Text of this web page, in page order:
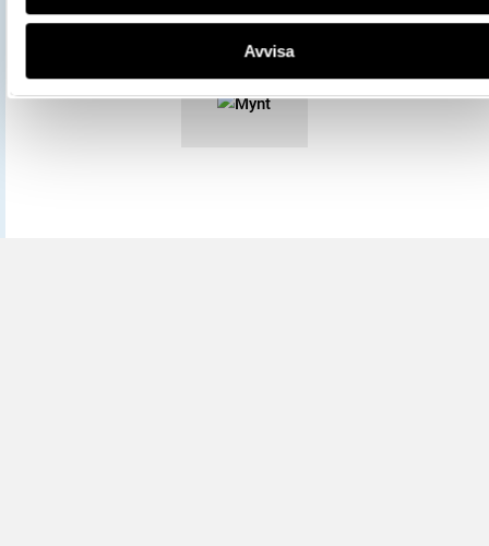
Avvisa
Mer information om licenser hos Statens historiska museer.